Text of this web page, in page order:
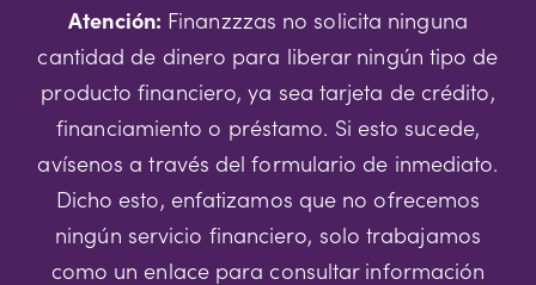
Atención: Finanzzzas no solicita ninguna
cantidad de dinero para liberar ningún tipo de
producto financiero, ya sea tarjeta de crédito,
financiamiento o préstamo. Si esto sucede,
avísenos a través del formulario de inmediato.
Dicho esto, enfatizamos que no ofrecemos
ningún servicio financiero, solo trabajamos
como un enlace para consultar información